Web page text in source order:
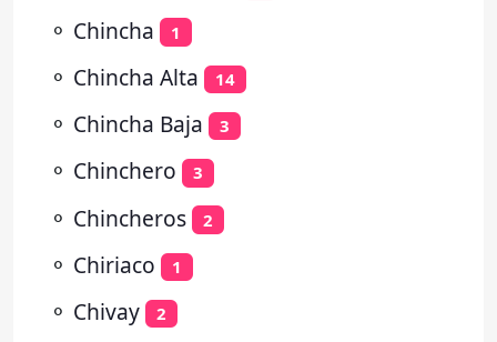
⚬ Chincha 1
⚬ Chincha Alta 14
⚬ Chincha Baja 3
⚬ Chinchero 3
⚬ Chincheros 2
⚬ Chiriaco 1
⚬ Chivay 2